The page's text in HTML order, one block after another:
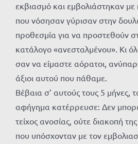
εκβιασμό και εμβολιάστηκαν με
που νόσησαν γύρισαν στην
προθεσμία για να προστεθούν
κατάλογο «ανεσταλμένου». Κι
σαν να είμαστε αόρατοι,
άξιοι αυτού που πάθαμε.
Βέβαια σ’ αυτούς τους 5 μήνες,
αφήγημα κατέρρευσε: Δεν
τείχος ανοσίας, ούτε διακοπή
που υπόσχονταν με τον